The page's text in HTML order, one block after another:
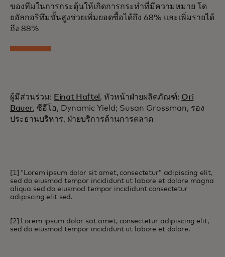
ของทีมในการกระตุ้นให้เกิดการกระทำที่มีความหมาย โด
ยอัลกอริทึมขั้นสูงช่วยเพิ่มยอดซื้อได้ถึง 68% และเพิ่มรายได้
ถึง 88%
ผู้มีส่วนร่วม: Einat Haftel , หัวหน้าฝ่ายผลิตภัณฑ์; Ori
Bauer, ซีอีโอ, Dynamic Yield; Susan Grossman, รอง
ประธานบริหาร, ฝ่ายบริการด้านการตลาด
[1] “Lorem ipsum dolor sit amet, consectetur” adipiscing elit,
sed do eiusmod tempor incididunt ut labore et dolore magna
aliqua sed do eiusmod tempor incididunt consectetur
adipiscing elit sed.
[2] Lorem ipsum dolor sat amet, consectetur adipiscing elit,
sed do eiusmod tempor incididunt ut labore et dolore.